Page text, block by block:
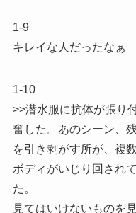
1-9
キレイな人だったなぁ
1-10
>>潜水服に抗体が張り
奮した。あのシーン、
を引き剥がす所が、複
ボディがいじり回され
た。
見てはいけないものを